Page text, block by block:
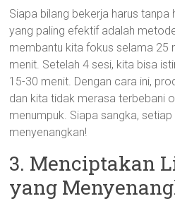
Siapa bilang bekerja harus tanpa
yang paling efektif adalah
membantu kita fokus selama 25
menit. Setelah 4 sesi, kita bisa
15-30 menit. Dengan cara ini,
dan kita tidak merasa terbebani
menumpuk. Siapa sangka,
menyenangkan!
3. Menciptakan
yang